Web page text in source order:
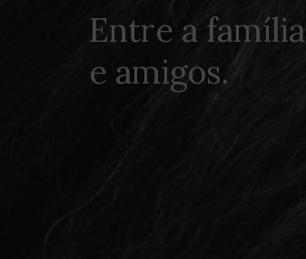
Entre a família
e amigos.